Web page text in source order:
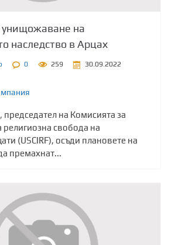
на
наследство в Арцах
0 259 30.09.2022
на Комисията за
свобода на
(USCIRF), осъди плановете на
премахнат...